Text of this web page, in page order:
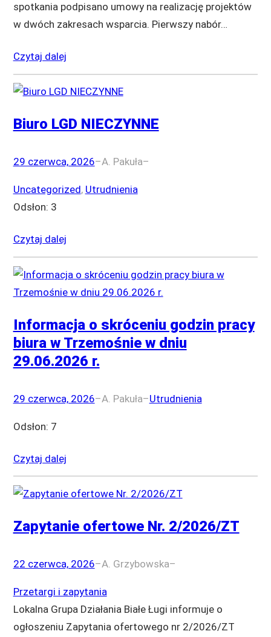
spotkania podpisano umowy na realizację projektów
w dwóch zakresach wsparcia. Pierwszy nabór…
Czytaj dalej
Biuro LGD NIECZYNNE
29 czerwca, 2026–A. Pakuła–
Uncategorized, Utrudnienia
Odsłon: 3
Czytaj dalej
Informacja o skróceniu godzin pracy
biura w Trzemośnie w dniu
29.06.2026 r.
29 czerwca, 2026–A. Pakuła–Utrudnienia
Odsłon: 7
Czytaj dalej
Zapytanie ofertowe Nr. 2/2026/ZT
22 czerwca, 2026–A. Grzybowska–
Przetargi i zapytania
Lokalna Grupa Działania Białe Ługi informuje o
ogłoszeniu Zapytania ofertowego nr 2/2026/ZT